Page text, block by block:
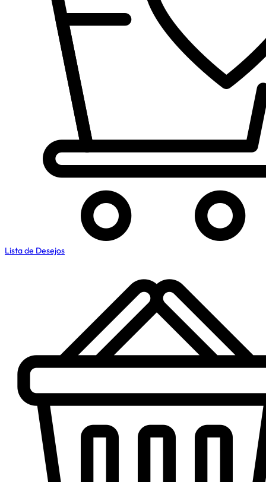
Lista de Desejos